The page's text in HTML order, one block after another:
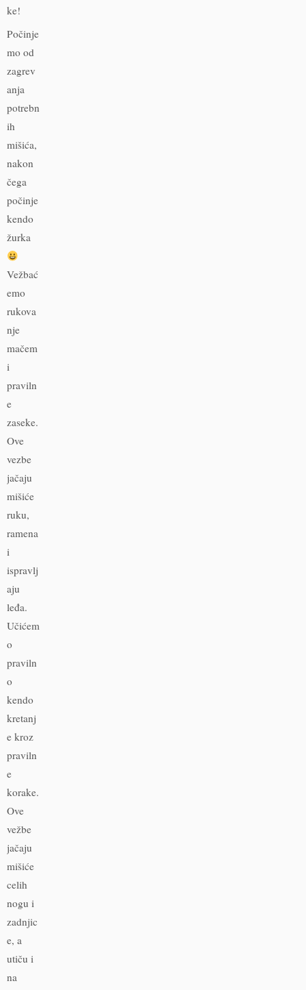
ke!
Počinje
mo od
zagrev
anja
potrebn
ih
mišića,
nakon
čega
počinje
kendo
žurka
Vežbać
emo
rukova
nje
mačem
i
praviln
e
zaseke.
Ove
vezbe
jačaju
mišiće
ruku,
ramena
i
ispravlj
aju
leđa.
Učićem
o
praviln
o
kendo
kretanj
e kroz
praviln
e
korake.
Ove
vežbe
jačaju
mišiće
celih
nogu i
zadnjic
e, a
utiču i
na